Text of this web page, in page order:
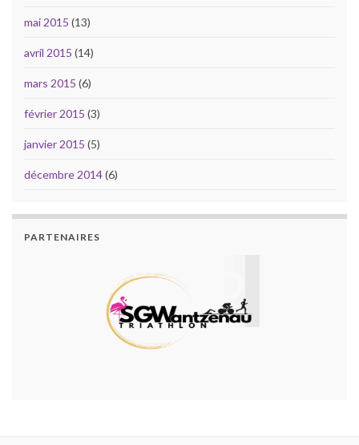
mai 2015 (13)
avril 2015 (14)
mars 2015 (6)
février 2015 (3)
janvier 2015 (5)
décembre 2014(6)
PARTENAIRES